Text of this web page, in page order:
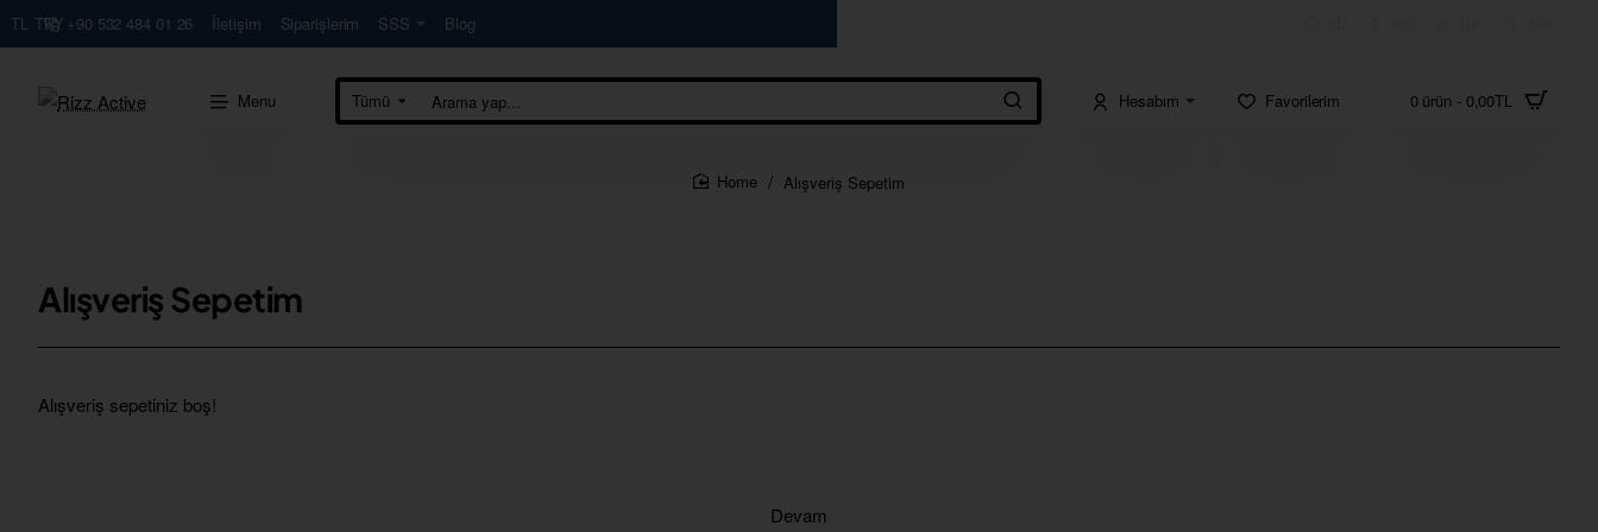
+90 532 484 01 26 İletişim Siparişlerim SSS Blog
TL TRY
Menu Tümü
Arama
yap...
Hesabım Favorilerim 0 ürün - 0,00TL
Alışveriş Sepetim
Alışveriş Sepetim
Alışveriş sepetiniz boş!
Devam